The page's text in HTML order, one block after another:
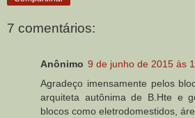
7 comentários:
Anônimo 9 de junho de 2015 às
Agradeço imensamente pelos
arquiteta autônima de B.Hte e
blocos como eletrodomestidos,